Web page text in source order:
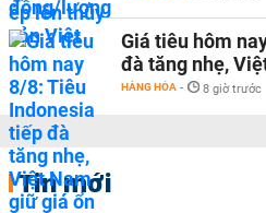
Giá tiêu hôm
đà tăng nhẹ,
HÀNG HÓA - 8 giờ trước
Tin mới